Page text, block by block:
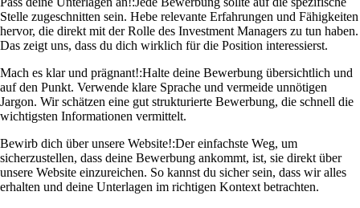
Stelle zugeschnitten sein. Hebe relevante Erfahrungen und Fähigkeiten
hervor, die direkt mit der Rolle des Investment Managers zu tun haben.
Das zeigt uns, dass du dich wirklich für die Position interessierst.
Mach es klar und prägnant!:Halte deine Bewerbung übersichtlich und
auf den Punkt. Verwende klare Sprache und vermeide unnötigen
Jargon. Wir schätzen eine gut strukturierte Bewerbung, die schnell die
wichtigsten Informationen vermittelt.
Bewirb dich über unsere Website!:Der einfachste Weg, um
sicherzustellen, dass deine Bewerbung ankommt, ist, sie direkt über
unsere Website einzureichen. So kannst du sicher sein, dass wir alles
erhalten und deine Unterlagen im richtigen Kontext betrachten.